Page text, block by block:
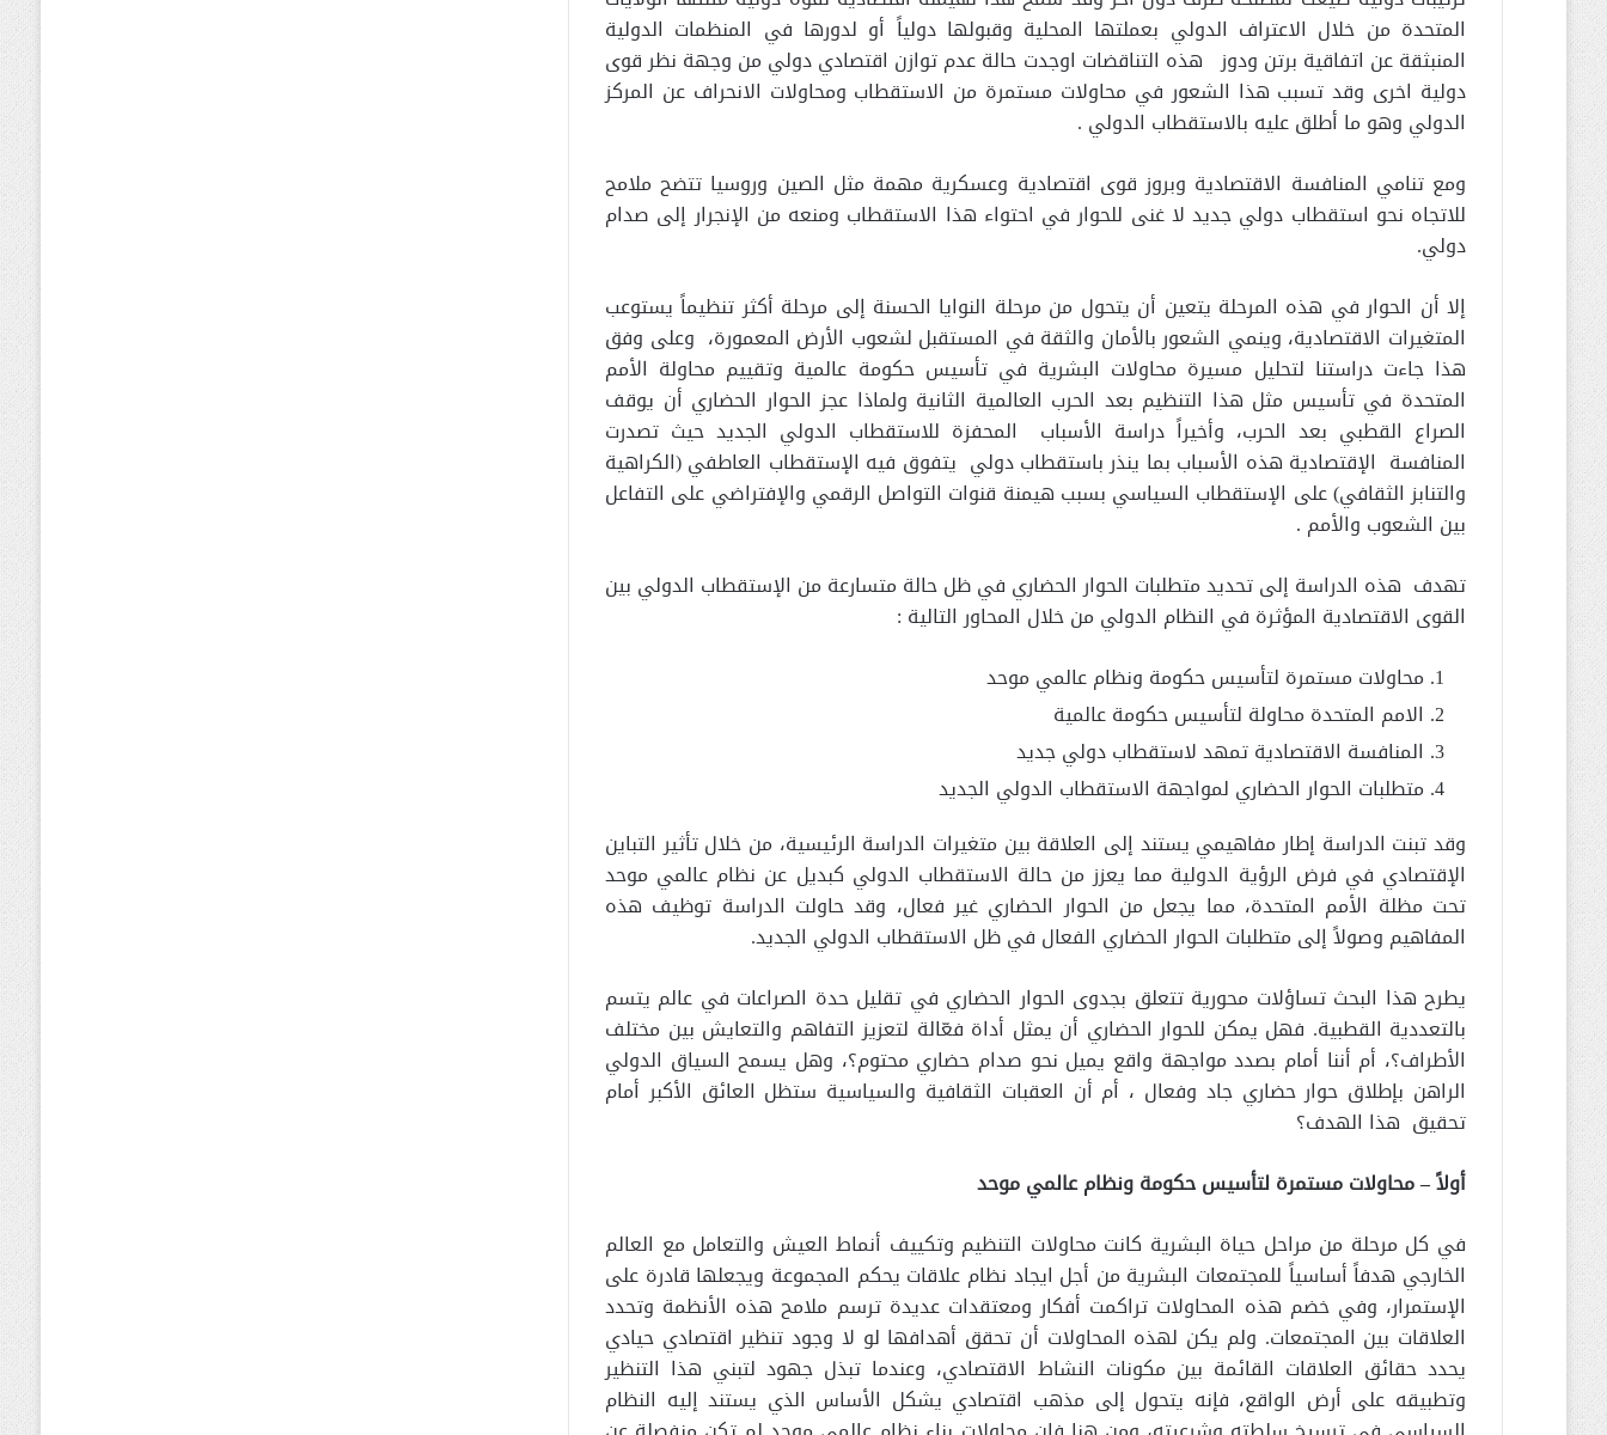
المتحدة من خلال الاعتراف الدولي بعملتها المحلية وقبولها دولياً أو لدورها في المنظمات الدولية
المنبثقة عن اتفاقية برتن ودوز هذه التناقضات اوجدت حالة عدم توازن اقتصادي دولي من وجهة نظر قوى
دولية اخرى وقد تسبب هذا الشعور في محاولات مستمرة من الاستقطاب ومحاولات الانحراف عن المركز
الدولي وهو ما أطلق عليه بالاستقطاب الدولي .
ومع تنامي المنافسة الاقتصادية وبروز قوى اقتصادية وعسكرية مهمة مثل الصين وروسيا تتضح ملامح
للاتجاه نحو استقطاب دولي جديد لا غنى للحوار في احتواء هذا الاستقطاب ومنعه من الإنجرار إلى صدام
دولي.
إلا أن الحوار في هذه المرحلة يتعين أن يتحول من مرحلة النوايا الحسنة إلى مرحلة أكثر تنظيماً يستوعب
المتغيرات الاقتصادية، وينمي الشعور بالأمان والثقة في المستقبل لشعوب الأرض المعمورة، وعلى وفق
هذا جاءت دراستنا لتحليل مسيرة محاولات البشرية في تأسيس حكومة عالمية وتقييم محاولة الأمم
المتحدة في تأسيس مثل هذا التنظيم بعد الحرب العالمية الثانية ولماذا عجز الحوار الحضاري أن يوقف
الصراع القطبي بعد الحرب، وأخيراً دراسة الأسباب المحفزة للاستقطاب الدولي الجديد حيث تصدرت
المنافسة الإقتصادية هذه الأسباب بما ينذر باستقطاب دولي يتفوق فيه الإستقطاب العاطفي (الكراهية
والتنابز الثقافي) على الإستقطاب السياسي بسبب هيمنة قنوات التواصل الرقمي والإفتراضي على التفاعل
بين الشعوب والأمم .
تهدف هذه الدراسة إلى تحديد متطلبات الحوار الحضاري في ظل حالة متسارعة من الإستقطاب الدولي بين
القوى الاقتصادية المؤثرة في النظام الدولي من خلال المحاور التالية :
محاولات مستمرة لتأسيس حكومة ونظام عالمي موحد
الامم المتحدة محاولة لتأسيس حكومة عالمية
المنافسة الاقتصادية تمهد لاستقطاب دولي جديد
متطلبات الحوار الحضاري لمواجهة الاستقطاب الدولي الجديد
وقد تبنت الدراسة إطار مفاهيمي يستند إلى العلاقة بين متغيرات الدراسة الرئيسية، من خلال تأثير التباين
الإقتصادي في فرض الرؤية الدولية مما يعزز من حالة الاستقطاب الدولي كبديل عن نظام عالمي موحد
تحت مظلة الأمم المتحدة، مما يجعل من الحوار الحضاري غير فعال، وقد حاولت الدراسة توظيف هذه
المفاهيم وصولاً إلى متطلبات الحوار الحضاري الفعال في ظل الاستقطاب الدولي الجديد.
يطرح هذا البحث تساؤلات محورية تتعلق بجدوى الحوار الحضاري في تقليل حدة الصراعات في عالم يتسم
بالتعددية القطبية. فهل يمكن للحوار الحضاري أن يمثل أداة فعّالة لتعزيز التفاهم والتعايش بين مختلف
الأطراف؟، أم أننا أمام بصدد مواجهة واقع يميل نحو صدام حضاري محتوم؟، وهل يسمح السياق الدولي
الراهن بإطلاق حوار حضاري جاد وفعال ، أم أن العقبات الثقافية والسياسية ستظل العائق الأكبر أمام
تحقيق هذا الهدف؟
أولاً – محاولات مستمرة لتأسيس حكومة ونظام عالمي موحد
في كل مرحلة من مراحل حياة البشرية كانت محاولات التنظيم وتكييف أنماط العيش والتعامل مع العالم
الخارجي هدفاً أساسياً للمجتمعات البشرية من أجل ايجاد نظام علاقات يحكم المجموعة ويجعلها قادرة على
الإستمرار، وفي خضم هذه المحاولات تراكمت أفكار ومعتقدات عديدة ترسم ملامح هذه الأنظمة وتحدد
العلاقات بين المجتمعات. ولم يكن لهذه المحاولات أن تحقق أهدافها لو لا وجود تنظير اقتصادي حيادي
يحدد حقائق العلاقات القائمة بين مكونات النشاط الاقتصادي، وعندما تبذل جهود لتبني هذا التنظير
وتطبيقه على أرض الواقع، فإنه يتحول إلى مذهب اقتصادي يشكل الأساس الذي يستند إليه النظام